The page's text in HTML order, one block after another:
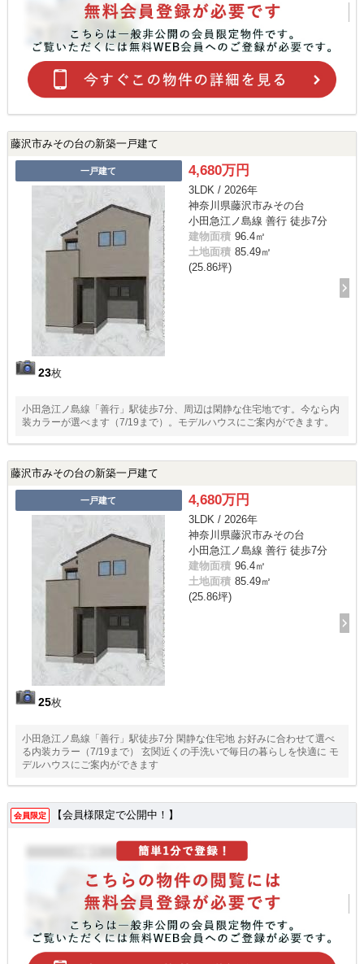
藤沢市みその台の新築一戸建て
一戸建て
23枚
4,680万円
3LDK / 2026年
神奈川県藤沢市みその台
小田急江ノ島線 善行 徒歩7分
建物面積 96.4㎡
土地面積 85.49㎡
(25.86坪)
小田急江ノ島線「善行」駅徒歩7分、周辺は閑静な住宅地です。今なら内
装カラーが選べます（7/19まで）。モデルハウスにご案内ができます。
藤沢市みその台の新築一戸建て
一戸建て
25枚
4,680万円
3LDK / 2026年
神奈川県藤沢市みその台
小田急江ノ島線 善行 徒歩7分
建物面積 96.4㎡
土地面積 85.49㎡
(25.86坪)
小田急江ノ島線「善行」駅徒歩7分 閑静な住宅地 お好みに合わせて選べ
る内装カラー（7/19まで） 玄関近くの手洗いで毎日の暮らしを快適に モ
デルハウスにご案内ができます
会員限定 【会員様限定で公開中！】